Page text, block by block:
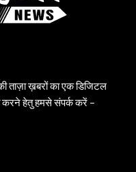
ताज़ा ख़बरों का एक डिजिटल
करने हेतु हमसे संपर्क करें –